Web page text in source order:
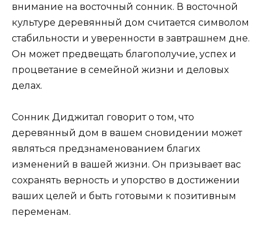
внимание на восточный сонник. В восточной
культуре деревянный дом считается символом
стабильности и уверенности в завтрашнем дне.
Он может предвещать благополучие, успех и
процветание в семейной жизни и деловых
делах.
Сонник Диджитал говорит о том, что
деревянный дом в вашем сновидении может
являться предзнаменованием благих
изменений в вашей жизни. Он призывает вас
сохранять верность и упорство в достижении
ваших целей и быть готовыми к позитивным
переменам.